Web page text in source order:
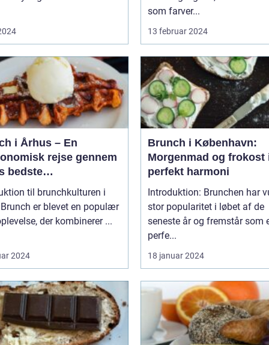
som farver...
13 februar 2024
i Århus – En
rejse gennem
bedste
til brunchkulturen i
der kombinerer ...
2024
Brunch i København:
Morgenmad og frokost
perfekt harmoni
Introduktion: Brunchen har
stor popularitet i løbet af de
seneste år og fremstår som
perfe...
18 januar 2024